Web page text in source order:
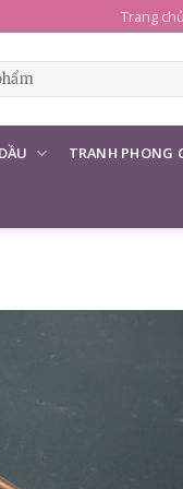
Trang chủ
TRANH PHONG